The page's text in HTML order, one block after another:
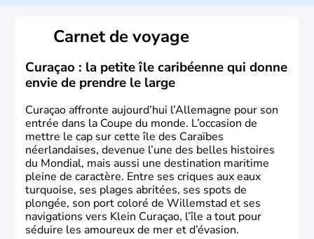
conservateur.Carnet de voyage
Curaçao : la petite île caribéenne qui donne
envie de prendre le large
Curaçao affronte aujourd’hui l’Allemagne pour son
entrée dans la Coupe du monde. L’occasion de
mettre le cap sur cette île des Caraïbes
néerlandaises, devenue l’une des belles histoires
du Mondial, mais aussi une destination maritime
pleine de caractère. Entre ses criques aux eaux
turquoise, ses plages abritées, ses spots de
plongée, son port coloré de Willemstad et ses
navigations vers Klein Curaçao, l’île a tout pour
séduire les amoureux de mer et d’évasion.